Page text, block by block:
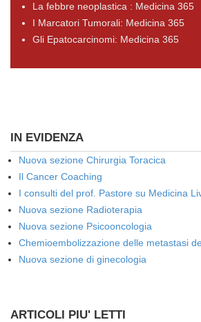
La febbre neoplastica : Medicina 365
I Marcatori Tumorali: Medicina 365
Gli Epatocarcinomi: Medicina 365
IN EVIDENZA
Nuova sezione Chirurgia Toracica
Il Cancer Coaching
I consulti del prof. Pastore su Medicina
Nuova sezione Radioterapia
Nuova sezione Psicooncologia
Chemioembolizzazione delle metastasi
Nuova sezione di ginecologia
ARTICOLI PIU' LETTI